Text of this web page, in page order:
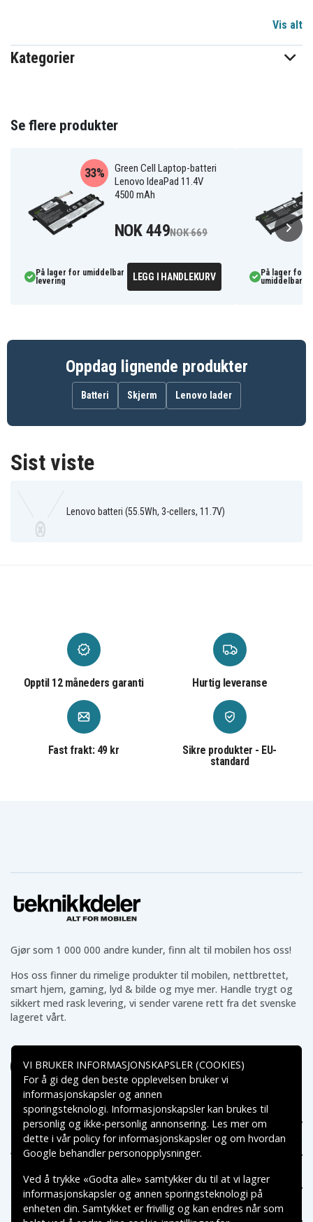
Vis alt
Kategorier
Se flere produkter
Green Cell Laptop-batteri
Lenovo IdeaPad 11.4V
4500 mAh
33%
NOK 449NOK 669
På lager for umiddelbar
levering
LEGG I HANDLEKURV
På lager for
umiddelbar
Oppdag lignende produkter
Batteri Skjerm Lenovo lader
Sist viste
Lenovo batteri (55.5Wh, 3-cellers, 11.7V)
Opptil 12 måneders garanti Hurtig leveranse
Fast frakt: 49 kr
Sikre produkter - EU-
standard
Gjør som 1 000 000 andre kunder, finn alt til mobilen hos oss!
Hos oss finner du rimelige produkter til mobilen, nettbrettet,
smart hjem, gaming, lyd & bilde og mye mer. Handle trygt og
sikkert med rask levering, vi sender varene rett fra det svenske
lageret vårt.
Hjelp
Teknikkdeler.no
Populære kategorier
VI BRUKER INFORMASJONSKAPSLER (COOKIES)
For å gi deg den beste opplevelsen bruker vi
informasjonskapsler og annen
sporingsteknologi. Informasjonskapsler kan brukes til
personlig og ikke-personlig annonsering. Les mer om
dette i vårpolicy for informasjonskapslerog om hvordan
Google behandler personopplysninger.
Ved å trykke «Godta alle» samtykker du til at vi lagrer
informasjonskapsler og annen sporingsteknologi på
enheten din. Samtykket er frivillig og kan endres når som